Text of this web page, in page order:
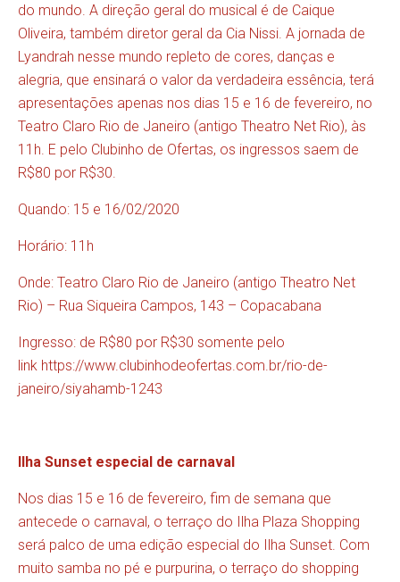
do mundo. A direção geral do musical é de Caique
Oliveira, também diretor geral da Cia Nissi. A jornada de
Lyandrah nesse mundo repleto de cores, danças e
alegria, que ensinará o valor da verdadeira essência, terá
apresentações apenas nos dias 15 e 16 de fevereiro, no
Teatro Claro Rio de Janeiro (antigo Theatro Net Rio), às
11h. E pelo Clubinho de Ofertas, os ingressos saem de
R$80 por R$30.
Quando: 15 e 16/02/2020
Horário: 11h
Onde: Teatro Claro Rio de Janeiro (antigo Theatro Net
Rio) – Rua Siqueira Campos, 143 – Copacabana
Ingresso: de R$80 por R$30 somente pelo
link https://www.clubinhodeofertas.com.br/rio-de-
janeiro/siyahamb-1243
Ilha Sunset especial de carnaval
Nos dias 15 e 16 de fevereiro, fim de semana que
antecede o carnaval, o terraço do Ilha Plaza Shopping
será palco de uma edição especial do Ilha Sunset. Com
muito samba no pé e purpurina, o terraço do shopping